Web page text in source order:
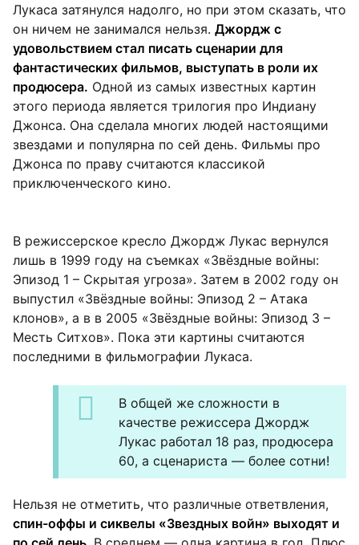
Лукаса затянулся надолго, но при этом сказать, что
он ничем не занимался нельзя. Джордж с
удовольствием стал писать сценарии для
фантастических фильмов, выступать в роли их
продюсера. Одной из самых известных картин
этого периода является трилогия про Индиану
Джонса. Она сделала многих людей настоящими
звездами и популярна по сей день. Фильмы про
Джонса по праву считаются классикой
приключенческого кино.
В режиссерское кресло Джордж Лукас вернулся
лишь в 1999 году на съемках «Звёздные войны:
Эпизод 1 – Скрытая угроза». Затем в 2002 году он
выпустил «Звёздные войны: Эпизод 2 – Атака
клонов», а в в 2005 «Звёздные войны: Эпизод 3 –
Месть Ситхов». Пока эти картины считаются
последними в фильмографии Лукаса.
В общей же сложности в
качестве режиссера Джордж
Лукас работал 18 раз, продюсера
60, а сценариста — более сотни!
Нельзя не отметить, что различные ответвления,
спин-оффы и сиквелы «Звездных войн» выходят и